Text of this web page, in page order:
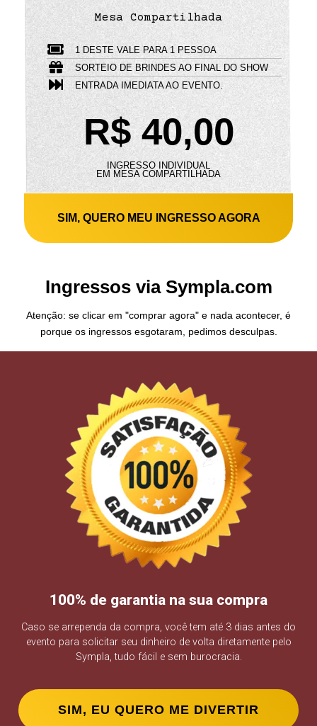
Mesa Compartilhada
1 DESTE VALE PARA 1 PESSOA
SORTEIO DE BRINDES AO FINAL DO SHOW
ENTRADA IMEDIATA AO EVENTO.
R$ 40,00
INGRESSO INDIVIDUAL
EM MESA COMPARTILHADA
SIM, QUERO MEU INGRESSO AGORA
Ingressos via Sympla.com
Atenção: se clicar em "comprar agora" e nada acontecer, é
porque os ingressos esgotaram, pedimos desculpas.
100% de garantia na sua compra
Caso se arrependa da compra, você tem até 3 dias antes do
evento para solicitar seu dinheiro de volta diretamente pelo
Sympla, tudo fácil e sem burocracia.
SIM, EU QUERO ME DIVERTIR